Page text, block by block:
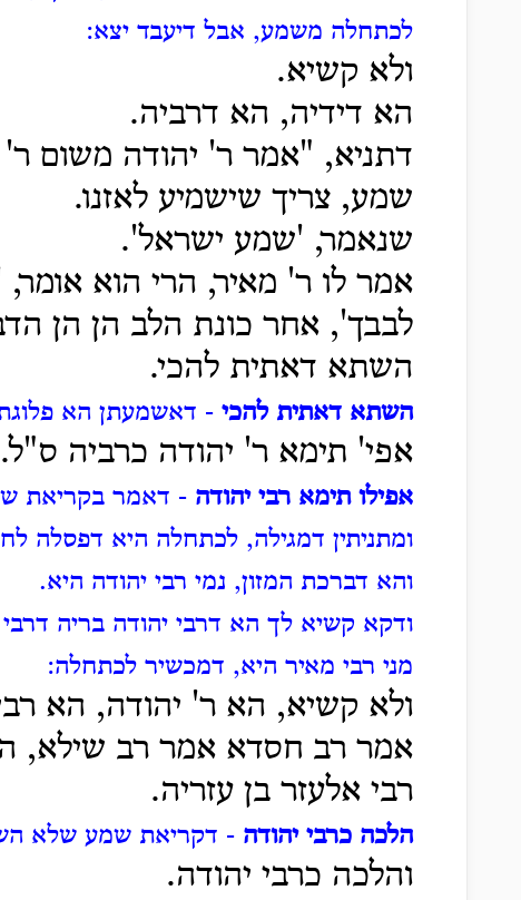
לכתחלה משמע, אבל דיעבד יצא:
ולא קשיא.
הא דידיה, הא דרביה.
דתניא, "אמר ר' יהודה משום ר'
שמע, צריך שישמיע לאזנו.
שנאמר, 'שמע ישראל'.
אמר לו ר' מאיר, הרי הוא
לבבך', אחר כונת הלב הן הן
השתא דאתית להכי.
השתא דאתית להכי - דאשמעתן הא
אפי' תימא ר' יהודה כרביה ס"ל.
אפילו תימא רבי יהודה - דאמר בקריאת
ומתניתין דמגילה, לכתחלה היא דפסלה
והא דברכת המזון, נמי רבי יהודה היא.
ודקא קשיא לך הא דרבי יהודה בריה דרבי
מני רבי מאיר היא, דמכשיר לכתחלה:
ולא קשיא, הא ר' יהודה, הא
אמר רב חסדא אמר רב שילא,
רבי אלעזר בן עזריה.
הלכה כרבי יהודה - דקריאת שמע שלא
והלכה כרבי יהודה.